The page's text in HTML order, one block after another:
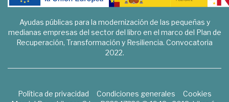
Ayudas públicas para la modernización de las pequeñas y
medianas empresas del sector del libro en el marco del Plan de
Recuperación, Transformación y Resiliencia. Convocatoria
2022.
Política de privacidad Condiciones generales
Cookies